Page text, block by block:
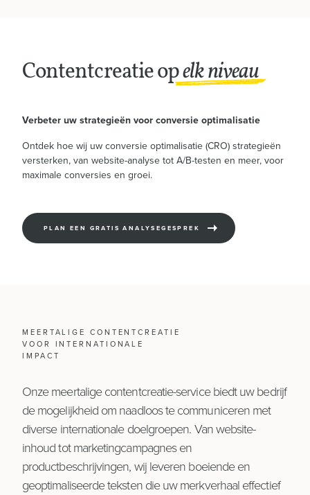
Home
Diensten
+32495733905
Contentcreatie opelk niveau
Verbeter uw strategieën voor conversie optimalisatie
Ontdek hoe wij uw conversie optimalisatie (CRO) strategieën
versterken, van website-analyse tot A/B-testen en meer, voor
maximale conversies en groei.
PLAN EEN GRATIS ANALYSEGESPREK
MEERTALIGE CONTENTCREATIE
VOOR INTERNATIONALE
IMPACT
Onze meertalige contentcreatie-service biedt uw bedrijf
de mogelijkheid om naadloos te communiceren met
diverse internationale doelgroepen. Van website-
inhoud tot marketingcampagnes en
productbeschrijvingen, wij leveren boeiende en
geoptimaliseerde teksten die uw merkverhaal effectief